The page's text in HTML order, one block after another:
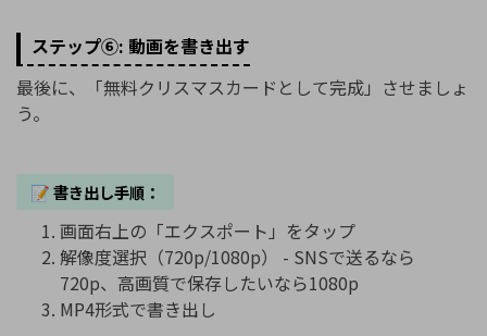
ステップ⑥: 動画を書き出す
最後に、「無料クリスマスカードとして完成」させましょ
う。
📝 書き出し手順：
画面右上の「エクスポート」をタップ
解像度選択（720p/1080p） - SNSで送るなら
720p、高画質で保存したいなら1080p
MP4形式で書き出し